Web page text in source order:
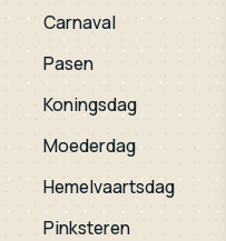
Carnaval
Pasen
Koningsdag
Moederdag
Hemelvaartsdag
Pinksteren